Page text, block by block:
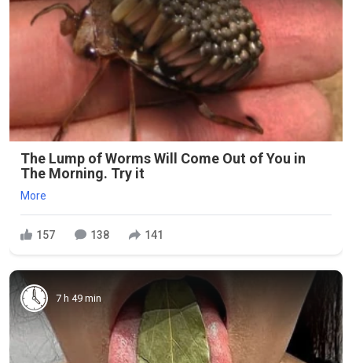
The Lump of Worms Will Come Out of You in
The Morning. Try it
More
157 138 141
7 h 49 min